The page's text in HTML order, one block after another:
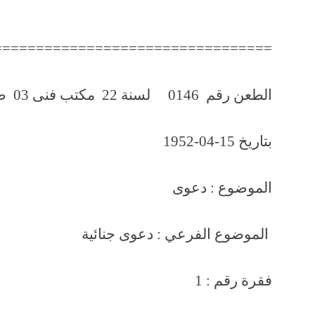
الطعن رقم 0146 لسنة 22 مكتب فنى 03 صفحة رقم 853
بتاريخ 15-04-1952
الموضوع : دعوى
الموضوع الفرعي : دعوى
فقرة رقم : 1